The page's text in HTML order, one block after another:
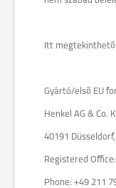
Itt
Gyártó/első EU
Henkel AG & Co.
40191
Registered
Phone: +49 211